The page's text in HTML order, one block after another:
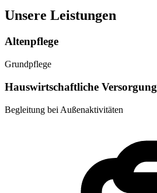
Unsere Leistungen
Altenpflege
Grundpflege
Hauswirtschaftliche Versorgung
Begleitung bei Außenaktivitäten